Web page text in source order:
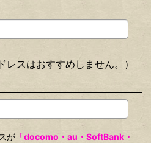
スはおすすめしません。）
が 「docomo・au・SoftBank・